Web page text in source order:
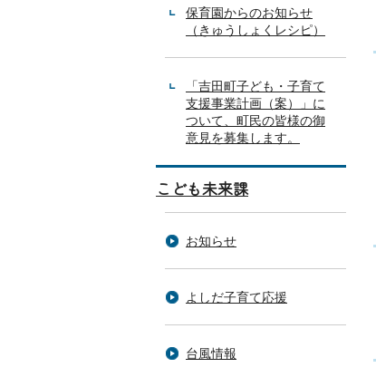
保育園からのお知らせ
（きゅうしょくレシピ）
「吉田町子ども・子育て
支援事業計画（案）」に
ついて、町民の皆様の御
意見を募集します。
こども未来課
お知らせ
よしだ子育て応援
台風情報